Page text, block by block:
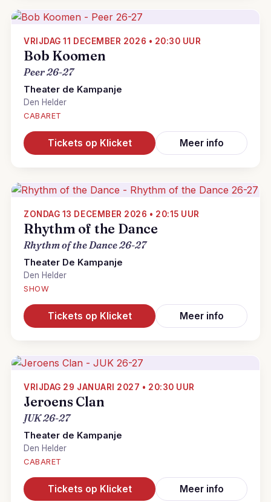
VRIJDAG 11 DECEMBER 2026 • 20:30 UUR
Bob Koomen
Peer 26-27
Theater de Kampanje
Den Helder
CABARET
Tickets op Klicket Meer info
ZONDAG 13 DECEMBER 2026 • 20:15 UUR
Rhythm of the Dance
Rhythm of the Dance 26-27
Theater De Kampanje
Den Helder
SHOW
Tickets op Klicket Meer info
VRIJDAG 29 JANUARI 2027 • 20:30 UUR
Jeroens Clan
JUK 26-27
Theater de Kampanje
Den Helder
CABARET
Tickets op Klicket Meer info